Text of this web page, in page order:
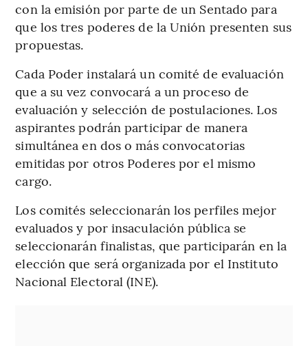
con la emisión por parte de un Sentado para
que los tres poderes de la Unión presenten sus
propuestas.
Cada Poder instalará un comité de evaluación
que a su vez convocará a un proceso de
evaluación y selección de postulaciones. Los
aspirantes podrán participar de manera
simultánea en dos o más convocatorias
emitidas por otros Poderes por el mismo
cargo.
Los comités seleccionarán los perfiles mejor
evaluados y por insaculación pública se
seleccionarán finalistas, que participarán en la
elección que será organizada por el Instituto
Nacional Electoral (INE).